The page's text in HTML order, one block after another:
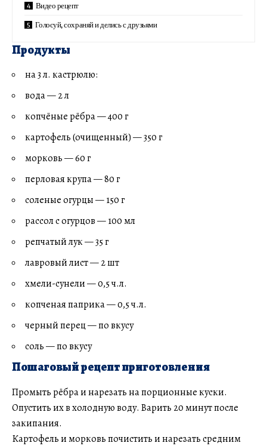
Видео рецепт
Голосуй, сохраняй и делись с друзьями
Продукты
на 3 л. кастрюлю:
вода — 2 л
копчёные рёбра — 400 г
картофель (очищенный) — 350 г
морковь — 60 г
перловая крупа — 80 г
соленые огурцы — 150 г
рассол с огурцов — 100 мл
репчатый лук — 35 г
лавровый лист — 2 шт
хмели-сунели — 0,5 ч.л.
копченая паприка — 0,5 ч.л.
черный перец — по вкусу
соль — по вкусу
Пошаговый рецепт приготовления
Промыть рёбра и нарезать на порционные куски.
Опустить их в холодную воду. Варить 20 минут после
закипания.
Картофель и морковь почистить и нарезать средним